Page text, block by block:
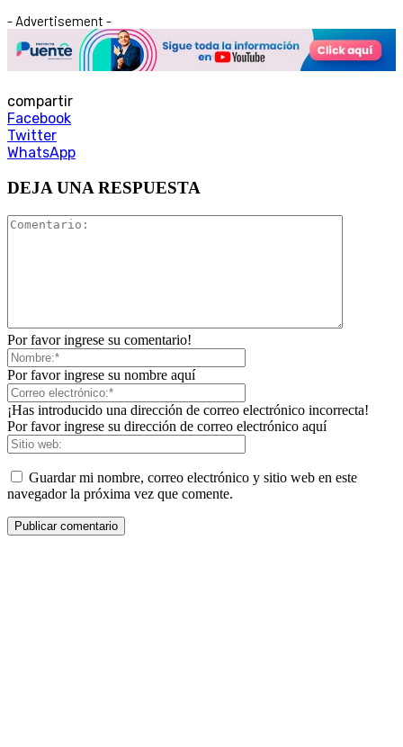
- Advertisement -
compartir
Facebook
Twitter
WhatsApp
DEJA UNA RESPUESTA
Por favor ingrese su comentario!
Por favor ingrese su nombre aquí
¡Has introducido una dirección de correo electrónico incorrecta!
Por favor ingrese su dirección de correo electrónico aquí
Guardar mi nombre, correo electrónico y sitio web en este
navegador la próxima vez que comente.